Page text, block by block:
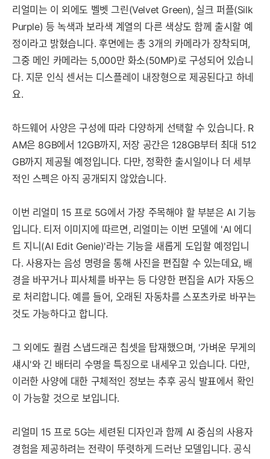
리얼미는 이 외에도 벨벳 그린(Velvet Green), 실크 퍼플(Silk
Purple) 등 녹색과 보라색 계열의 다른 색상도 함께 출시할 예
정이라고 밝혔습니다. 후면에는 총 3개의 카메라가 장착되며,
그중 메인 카메라는 5,000만 화소(50MP)로 구성되어 있습니
다. 지문 인식 센서는 디스플레이 내장형으로 제공된다고 하네
요.
하드웨어 사양은 구성에 따라 다양하게 선택할 수 있습니다. R
AM은 8GB에서 12GB까지, 저장 공간은 128GB부터 최대 512
GB까지 제공될 예정입니다. 다만, 정확한 출시일이나 더 세부
적인 스펙은 아직 공개되지 않았습니다.
이번 리얼미 15 프로 5G에서 가장 주목해야 할 부분은 AI 기능
입니다. 티저 이미지에 따르면, 리얼미는 이번 모델에 'AI 에디
트 지니(AI Edit Genie)'라는 기능을 새롭게 도입할 예정입니
다. 사용자는 음성 명령을 통해 사진을 편집할 수 있는데요, 배
경을 바꾸거나 피사체를 바꾸는 등 다양한 편집을 AI가 자동으
로 처리합니다. 예를 들어, 오래된 자동차를 스포츠카로 바꾸는
것도 가능하다고 합니다.
그 외에도 퀄컴 스냅드래곤 칩셋을 탑재했으며, '가벼운 무게의
섀시'와 긴 배터리 수명을 특징으로 내세우고 있습니다. 다만,
이러한 사양에 대한 구체적인 정보는 추후 공식 발표에서 확인
이 가능할 것으로 보입니다.
리얼미 15 프로 5G는 세련된 디자인과 함께 AI 중심의 사용자
경험을 제공하려는 전략이 뚜렷하게 드러난 모델입니다. 공식